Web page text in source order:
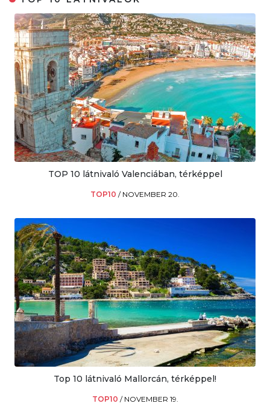
TOP 10 látnivaló Valenciában, térképpel
TOP10 / NOVEMBER 20.
Top 10 látnivaló Mallorcán, térképpel!
TOP10 / NOVEMBER 19.